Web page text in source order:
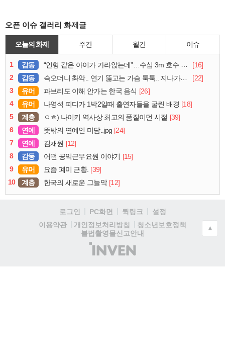
오픈 이슈 갤러리 화제글
오늘의 화제 주간 월간 이슈
1 감동 “인형 같은 아이가 가라앉는데”…수심 3m 호수 뛰어든 60대 의인
[16]
2
감동 슥오더니 촤악.. 연기 뚫고는 가슴 툭툭.. 지나가던 아재의 정체
[22]
3
유머 파브리도 이해 안가는 한국 음식 [26]
4
유머 나영석 피디가 1박2일때 출연자들을 굴린 배경 [18]
5
계층 ㅇㅎ) 나이키 역사상 최고의 품질이던 시절 [39]
6
연예 뜻밖의 연예인 미담..jpg [24]
7
연예 김채원 [12]
8
감동 어떤 공익근무요원 이야기 [15]
9
유머 요즘 폐미 근황. [39]
10
계층 한국의 새로운 그늘막 [12]
로그인 PC화면 퀵링크
설정
이용약관
개인정보처리방침
청소년보호정책
불법촬영물신고안내
(주)
인
▲